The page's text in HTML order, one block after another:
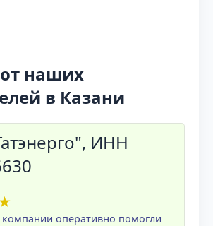
наших
в Казани
ИНН
оперативно помогли